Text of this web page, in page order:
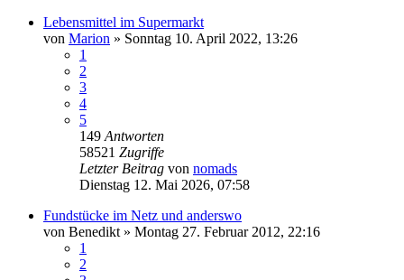
Lebensmittel im Supermarkt
von Marion » Sonntag 10. April 2022, 13:26
1
2
3
4
5
149 Antworten
58521 Zugriffe
Letzter Beitrag von nomads
Dienstag 12. Mai 2026, 07:58
Fundstücke im Netz und anderswo
von Benedikt » Montag 27. Februar 2012, 22:16
1
2